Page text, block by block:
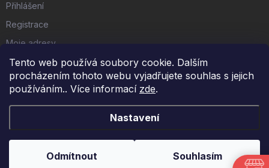
Tento web používá soubory cookie. Dalším
procházením tohoto webu vyjadřujete souhlas s jejich
používáním.. Více informací zde.
Nastavení
Odmítnout Souhlasím
Přihlášení
Registrace
Moje adresy
FACEBOOK
Copyright 2026 iKulečník.cz . Všechna práva vyhrazena.